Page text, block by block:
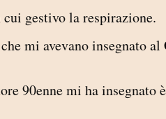
gestivo la respirazione.
che mi avevano insegnato
90enne mi ha insegnato